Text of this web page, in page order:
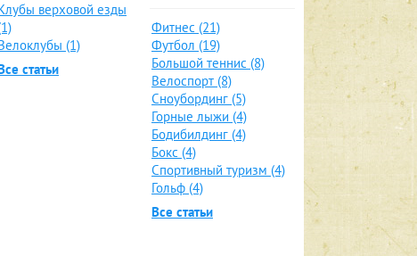
верховой езды
(1)
статьи
Фитнес (21)
Футбол (19)
Большой теннис (8)
Велоспорт (8)
Сноубординг (5)
Горные лыжи (4)
Бодибилдинг (4)
Бокс (4)
Спортивный туризм (4)
Гольф (4)
Все статьи